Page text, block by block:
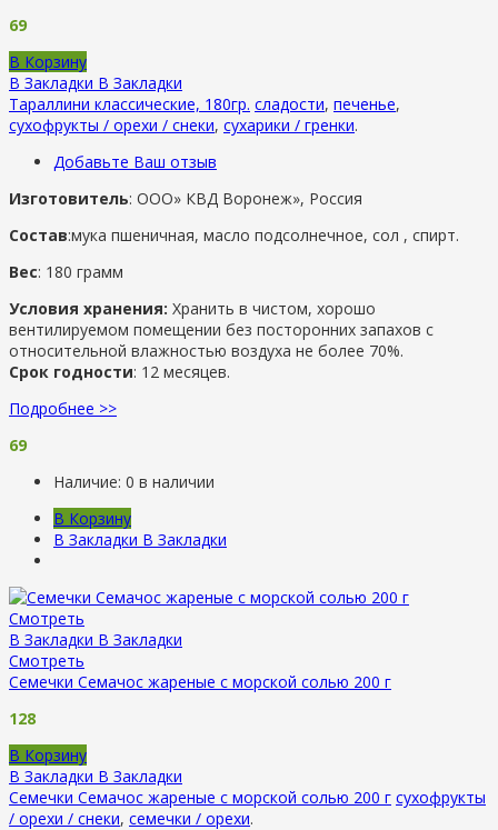
69
В Корзину
В Закладки В Закладки
Тараллини классические, 180гр. сладости, печенье,
сухофрукты / орехи / снеки, сухарики / гренки.
Добавьте Ваш отзыв
Изготовитель: ООО» КВД Воронеж», Россия
Состав:мука пшеничная, масло подсолнечное, сол , спирт.
Вес: 180 грамм
Условия хранения: Хранить в чистом, хорошо
вентилируемом помещении без посторонних запахов с
относительной влажностью воздуха не более 70%.
Срок годности: 12 месяцев.
Подробнее >>
69
Наличие: 0 в наличии
В Корзину
В Закладки В Закладки
Смотреть
В Закладки В Закладки
Смотреть
Семечки Семачос жареные с морской солью 200 г
128
В Корзину
В Закладки В Закладки
Семечки Семачос жареные с морской солью 200 г сухофрукты
/ орехи / снеки, семечки / орехи.